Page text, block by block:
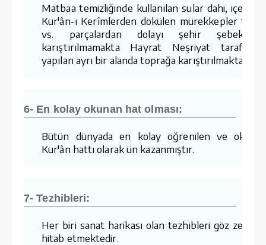
Matbaa temizliğinde kullanılan sular dahi,
Kur'ân-ı Kerîmlerden dökülen mürekkepler
vs. parçalardan dolayı şehir
karıştırılmamakta Hayrat Neşriyat
yapılan ayrı bir alanda toprağa karıştırılmaktadır.
6- En kolay okunan hat olması:
Bütün dünyada en kolay öğrenilen ve
Kur'ân hattı olarak ün kazanmıştır.
7- Tezhibleri:
Her biri sanat harikası olan tezhibleri göz
hitab etmektedir.